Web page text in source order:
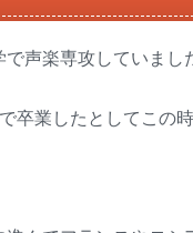
声楽専攻していまし
卒業したとしてこの時